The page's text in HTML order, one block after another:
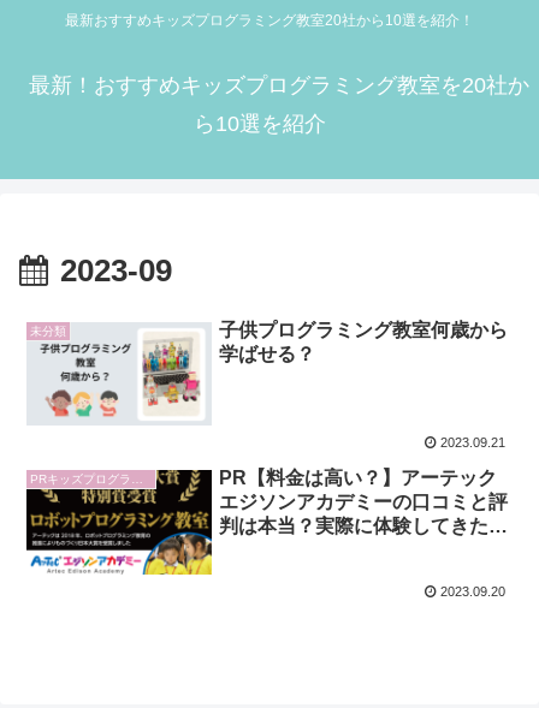
最新おすすめキッズプログラミング教室20社から10選を紹介！
最新！おすすめキッズプログラミング教室を20社か
ら10選を紹介
2023-09
未分類
子供プログラミング教室何歳から
学ばせる？
2023.09.21
PRキッズプログラミング教室
PR【料金は高い？】アーテック
エジソンアカデミーの口コミと評
判は本当？実際に体験してきたレ
2023.09.20